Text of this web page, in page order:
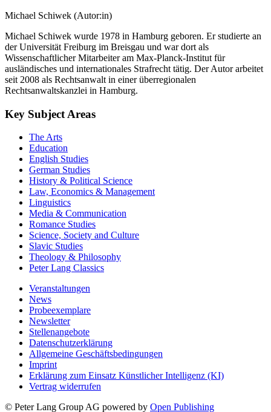
Michael Schiwek (Autor:in)
Michael Schiwek wurde 1978 in Hamburg geboren. Er studierte an
der Universität Freiburg im Breisgau und war dort als
Wissenschaftlicher Mitarbeiter am Max-Planck-Institut für
ausländisches und internationales Strafrecht tätig. Der Autor arbeitet
seit 2008 als Rechtsanwalt in einer überregionalen
Rechtsanwaltskanzlei in Hamburg.
Key Subject Areas
The Arts
Education
English Studies
German Studies
History & Political Science
Law, Economics & Management
Linguistics
Media & Communication
Romance Studies
Science, Society and Culture
Slavic Studies
Theology & Philosophy
Peter Lang Classics
Veranstaltungen
News
Probeexemplare
Newsletter
Stellenangebote
Datenschutzerklärung
Allgemeine Geschäftsbedingungen
Imprint
Erklärung zum Einsatz Künstlicher Intelligenz (KI)
Vertrag widerrufen
© Peter Lang Group AG powered by Open Publishing